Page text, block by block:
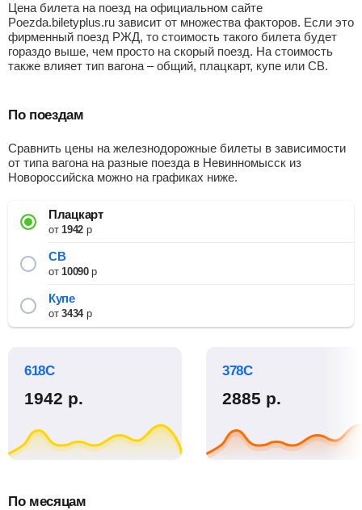
Цена билета на поезд на официальном сайте
Poezda.biletyplus.ru зависит от множества факторов. Если это
фирменный поезд РЖД, то стоимость такого билета будет
гораздо выше, чем просто на скорый поезд. На стоимость
также влияет тип вагона – общий, плацкарт, купе или СВ.
По поездам
Сравнить цены на железнодорожные билеты в зависимости
от типа вагона на разные поезда в Невинномысск из
Новороссийска можно на графиках ниже.
Плацкарт
от1942р
СВ
от10090р
Купе
от3434р
618С
1942 р.
378С
2885 р.
По месяцам